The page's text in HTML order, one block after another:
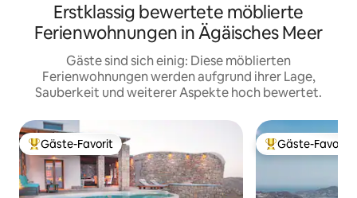
Erstklassig bewertete möblierte
Ferienwohnungen in Ägäisches Meer
Gäste sind sich einig: Diese möblierten
Ferienwohnungen werden aufgrund ihrer Lage,
Sauberkeit und weiterer Aspekte hoch bewertet.
Beliebter Gäste-Favorit.
Gäste-Favorit Beliebter Gäste-
Gäste-Favorit